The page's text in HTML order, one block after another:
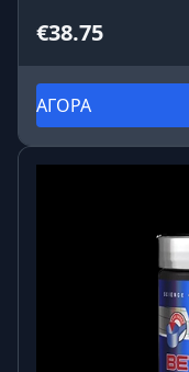
€38.75
ΑΓΟΡΑ